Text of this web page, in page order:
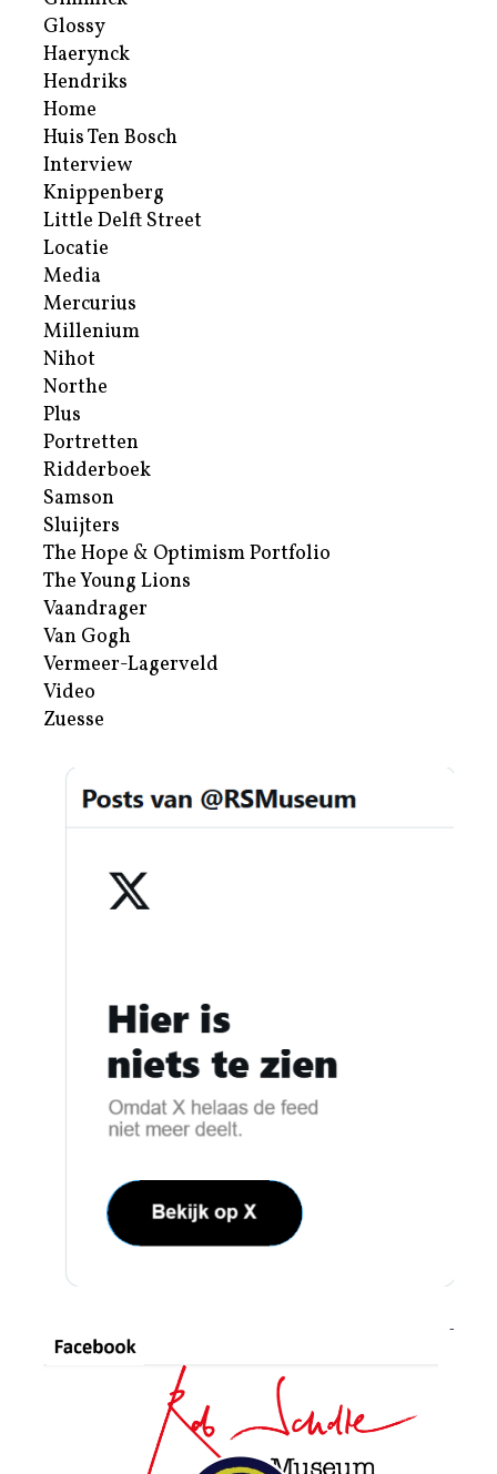
Glossy
Haerynck
Hendriks
Home
Huis Ten Bosch
Interview
Knippenberg
Little Delft Street
Locatie
Media
Mercurius
Millenium
Nihot
Northe
Plus
Portretten
Ridderboek
Samson
Sluijters
The Hope & Optimism Portfolio
The Young Lions
Vaandrager
Van Gogh
Vermeer-Lagerveld
Video
Zuesse